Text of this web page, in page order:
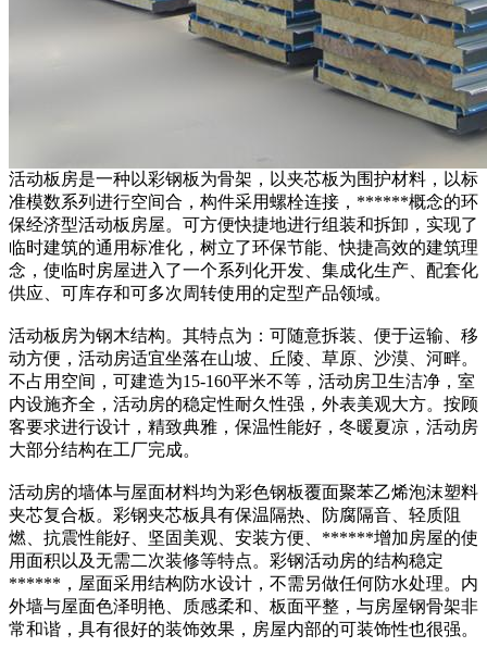
活动板房是一种以彩钢板为骨架，以夹芯板为围护材料，以标
准模数系列进行空间合，构件采用螺栓连接，******概念的环
保经济型活动板房屋。可方便快捷地进行组装和拆卸，实现了
临时建筑的通用标准化，树立了环保节能、快捷高效的建筑理
念，使临时房屋进入了一个系列化开发、集成化生产、配套化
供应、可库存和可多次周转使用的定型产品领域。
活动板房为钢木结构。其特点为：可随意拆装、便于运输、移
动方便，活动房适宜坐落在山坡、丘陵、草原、沙漠、河畔。
不占用空间，可建造为15-160平米不等，活动房卫生洁净，室
内设施齐全，活动房的稳定性耐久性强，外表美观大方。按顾
客要求进行设计，精致典雅，保温性能好，冬暖夏凉，活动房
大部分结构在工厂完成。
活动房的墙体与屋面材料均为彩色钢板覆面聚苯乙烯泡沫塑料
夹芯复合板。彩钢夹芯板具有保温隔热、防腐隔音、轻质阻
燃、抗震性能好、坚固美观、安装方便、******增加房屋的使
用面积以及无需二次装修等特点。彩钢活动房的结构稳定
******，屋面采用结构防水设计，不需另做任何防水处理。内
外墙与屋面色泽明艳、质感柔和、板面平整，与房屋钢骨架非
常和谐，具有很好的装饰效果，房屋内部的可装饰性也很强。